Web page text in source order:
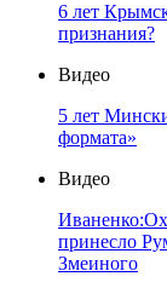
6 лет
признания?
Видео
5 лет
формата»
Видео
принесло
Змеиного